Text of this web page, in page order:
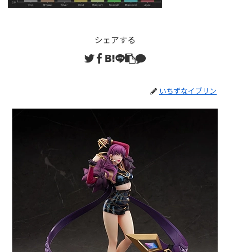
シェアする
いちずなイブリン